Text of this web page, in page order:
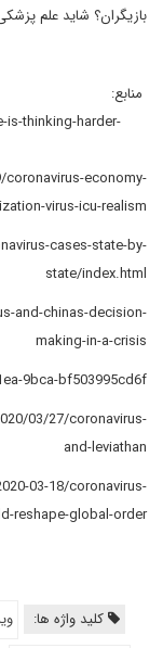
بازیگران؟ شاید علم
منابع:
thinking-harder-
economy-
virus-icu-realism/
cases-state-by-
state/index.html
and-chinas-decision-
making-in-a-crisis
9bca-bf503995cd6f
03/27/coronavirus-
and-leviathan
03-18/coronavirus-
reshape-global-order
کلید واژه ها: